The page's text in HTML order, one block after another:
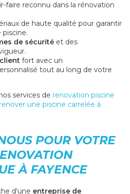
faire reconnu dans la rénovation
de haute qualité pour garantir
de sécurité et des
fort avec un
tout au long de votre
services de renovation piscine
renover une piscine carrelée à
POUR VOTRE
À FAYENCE
d'une entreprise de